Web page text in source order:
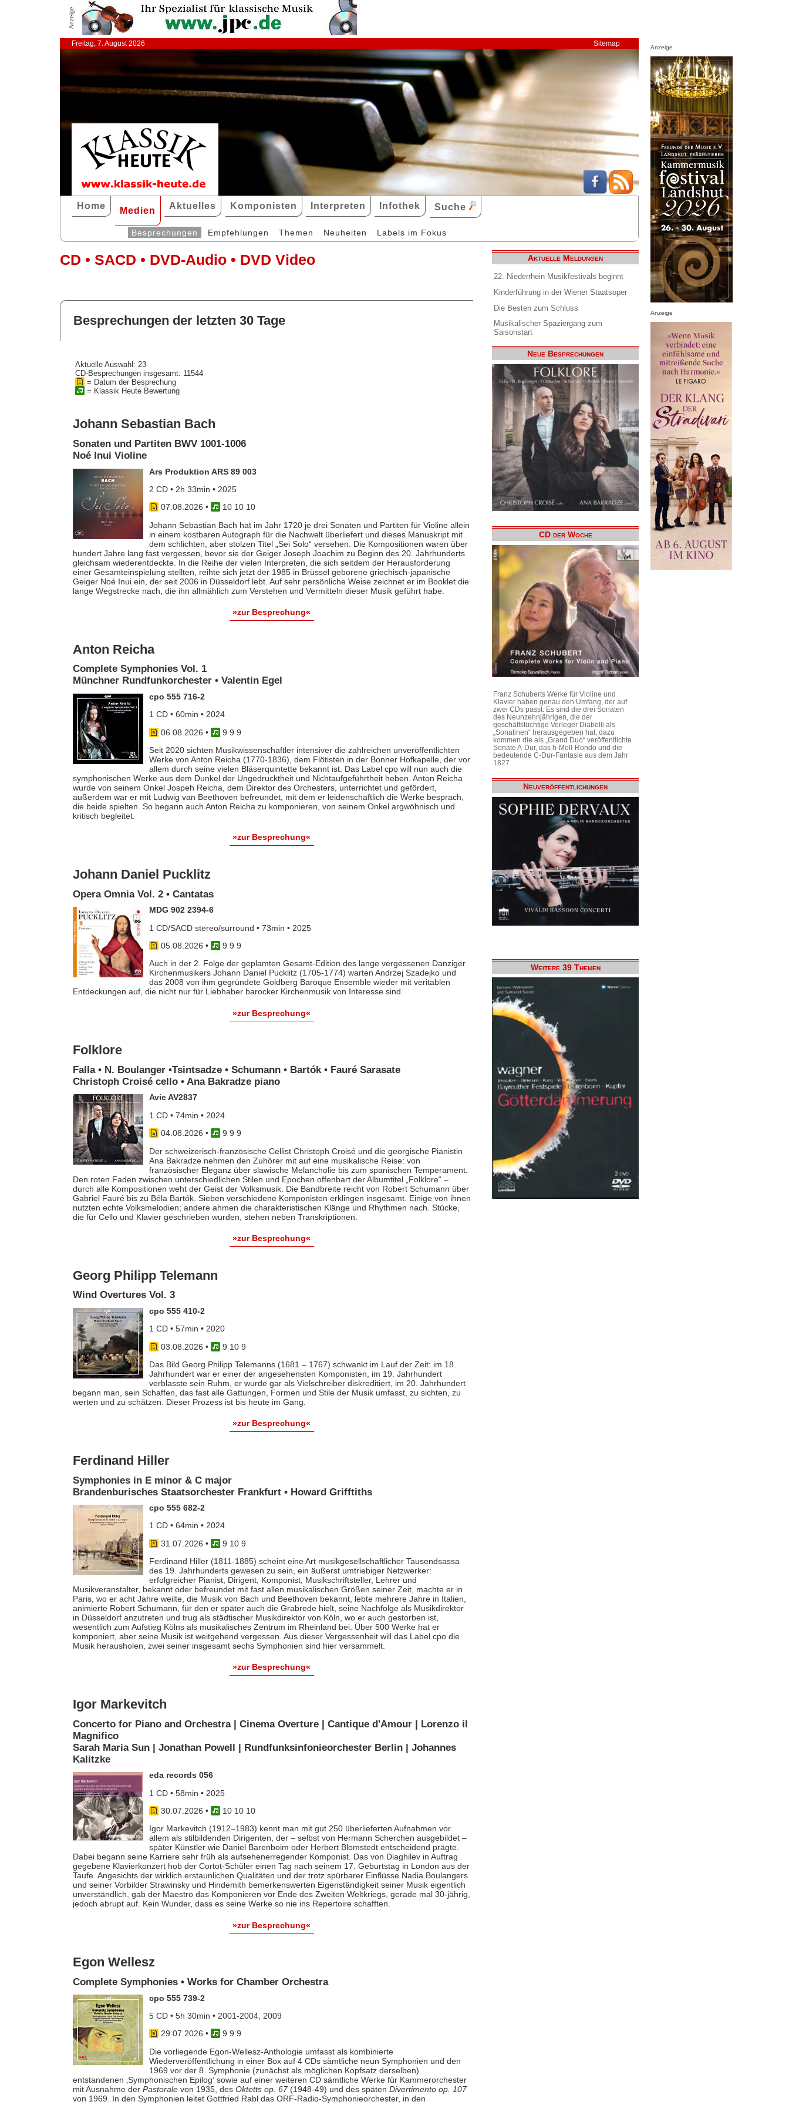
Anzeige
Freitag, 7. August 2026 Sitemap
Home Medien Aktuelles Komponisten Interpreten Infothek Suche
Besprechungen Empfehlungen Themen Neuheiten Labels im Fokus
CD • SACD • DVD-Audio • DVD Video
Besprechungen der letzten 30 Tage
Aktuelle Auswahl: 23
CD-Besprechungen insgesamt: 11544
= Datum der Besprechung
= Klassik Heute Bewertung
Johann Sebastian Bach
Sonaten und Partiten BWV 1001-1006
Noé Inui Violine
Ars Produktion ARS 89 003
2 CD • 2h 33min • 2025
07.08.2026 •
10 10 10
Johann Sebastian Bach hat im Jahr 1720 je drei Sonaten und Partiten für Violine allein
in einem kostbaren Autograph für die Nachwelt überliefert und dieses Manuskript mit
dem schlichten, aber stolzen Titel „Sei Solo“ versehen. Die Kompositionen waren über
hundert Jahre lang fast vergessen, bevor sie der Geiger Joseph Joachim zu Beginn des 20. Jahrhunderts
gleichsam wiederentdeckte. In die Reihe der vielen Interpreten, die sich seitdem der Herausforderung
einer Gesamteinspielung stellten, reihte sich jetzt der 1985 in Brüssel geborene griechisch-japanische
Geiger Noé Inui ein, der seit 2006 in Düsseldorf lebt. Auf sehr persönliche Weise zeichnet er im Booklet die
lange Wegstrecke nach, die ihn allmählich zum Verstehen und Vermitteln dieser Musik geführt habe.
»zur Besprechung«
Anton Reicha
Complete Symphonies Vol. 1
Münchner Rundfunkorchester • Valentin Egel
cpo 555 716-2
1 CD • 60min • 2024
06.08.2026 •
9 9 9
Seit 2020 sichten Musikwissenschaftler intensiver die zahlreichen unveröffentlichten
Werke von Anton Reicha (1770-1836), dem Flötisten in der Bonner Hofkapelle, der vor
allem durch seine vielen Bläserquintette bekannt ist. Das Label cpo will nun auch die
symphonischen Werke aus dem Dunkel der Ungedrucktheit und Nichtaufgeführtheit heben. Anton Reicha
wurde von seinem Onkel Jospeh Reicha, dem Direktor des Orchesters, unterrichtet und gefördert,
außerdem war er mit Ludwig van Beethoven befreundet, mit dem er leidenschaftlich die Werke besprach,
die beide spielten. So begann auch Anton Reicha zu komponieren, von seinem Onkel argwöhnisch und
kritisch begleitet.
»zur Besprechung«
Johann Daniel Pucklitz
Opera Omnia Vol. 2 • Cantatas
MDG 902 2394-6
1 CD/SACD stereo/surround • 73min • 2025
05.08.2026 •
9 9 9
Auch in der 2. Folge der geplamten Gesamt-Edition des lange vergessenen Danziger
Kirchenmusikers Johann Daniel Pucklitz (1705-1774) warten Andrzej Szadejko und
das 2008 von ihm gegründete Goldberg Baroque Ensemble wieder mit veritablen
Entdeckungen auf, die nicht nur für Liebhaber barocker Kirchenmusik von Interesse sind.
»zur Besprechung«
Folklore
Falla • N. Boulanger •Tsintsadze • Schumann • Bartók • Fauré Sarasate
Christoph Croisé cello • Ana Bakradze piano
Avie AV2837
1 CD • 74min • 2024
04.08.2026 •
9 9 9
Der schweizerisch-französische Cellist Christoph Croisé und die georgische Pianistin
Ana Bakradze nehmen den Zuhörer mit auf eine musikalische Reise: von
französischer Eleganz über slawische Melancholie bis zum spanischen Temperament.
Den roten Faden zwischen unterschiedlichen Stilen und Epochen offenbart der Albumtitel „Folklore“ –
durch alle Kompositionen weht der Geist der Volksmusik. Die Bandbreite reicht von Robert Schumann über
Gabriel Fauré bis zu Béla Bartók. Sieben verschiedene Komponisten erklingen insgesamt. Einige von ihnen
nutzten echte Volksmelodien; andere ahmen die charakteristischen Klänge und Rhythmen nach. Stücke,
die für Cello und Klavier geschrieben wurden, stehen neben Transkriptionen.
»zur Besprechung«
Georg Philipp Telemann
Wind Overtures Vol. 3
cpo 555 410-2
1 CD • 57min • 2020
03.08.2026 •
9 10 9
Das Bild Georg Philipp Telemanns (1681 – 1767) schwankt im Lauf der Zeit: im 18.
Jahrhundert war er einer der angesehensten Komponisten, im 19. Jahrhundert
verblasste sein Ruhm, er wurde gar als Vielschreiber diskreditiert, im 20. Jahrhundert
begann man, sein Schaffen, das fast alle Gattungen, Formen und Stile der Musik umfasst, zu sichten, zu
werten und zu schätzen. Dieser Prozess ist bis heute im Gang.
»zur Besprechung«
Ferdinand Hiller
Symphonies in E minor & C major
Brandenburisches Staatsorchester Frankfurt • Howard Grifftiths
cpo 555 682-2
1 CD • 64min • 2024
31.07.2026 •
9 10 9
Ferdinand Hiller (1811-1885) scheint eine Art musikgesellschaftlicher Tausendsassa
des 19. Jahrhunderts gewesen zu sein, ein äußerst umtriebiger Netzwerker:
erfolgreicher Pianist, Dirigent, Komponist, Musikschriftsteller, Lehrer und
Musikveranstalter, bekannt oder befreundet mit fast allen musikalischen Größen seiner Zeit, machte er in
Paris, wo er acht Jahre weilte, die Musik von Bach und Beethoven bekannt, lebte mehrere Jahre in Italien,
animierte Robert Schumann, für den er später auch die Grabrede hielt, seine Nachfolge als Musikdirektor
in Düsseldorf anzutreten und trug als städtischer Musikdirektor von Köln, wo er auch gestorben ist,
wesentlich zum Aufstieg Kölns als musikalisches Zentrum im Rheinland bei. Über 500 Werke hat er
komponiert, aber seine Musik ist weitgehend vergessen. Aus dieser Vergessenheit will das Label cpo die
Musik herausholen, zwei seiner insgesamt sechs Symphonien sind hier versammelt.
»zur Besprechung«
Igor Markevitch
Concerto for Piano and Orchestra | Cinema Overture | Cantique d'Amour | Lorenzo il
Magnifico
Sarah Maria Sun | Jonathan Powell | Rundfunksinfonieorchester Berlin | Johannes
Kalitzke
eda records 056
1 CD • 58min • 2025
30.07.2026 •
10 10 10
Igor Markevitch (1912–1983) kennt man mit gut 250 überlieferten Aufnahmen vor
allem als stilbildenden Dirigenten, der – selbst von Hermann Scherchen ausgebildet –
später Künstler wie Daniel Barenboim oder Herbert Blomstedt entscheidend prägte.
Dabei begann seine Karriere sehr früh als aufsehenerregender Komponist. Das von Diaghilev in Auftrag
gegebene Klavierkonzert hob der Cortot-Schüler einen Tag nach seinem 17. Geburtstag in London aus der
Taufe. Angesichts der wirklich erstaunlichen Qualitäten und der trotz spürbarer Einflüsse Nadia Boulangers
und seiner Vorbilder Strawinsky und Hindemith bemerkenswerten Eigenständigkeit seiner Musik eigentlich
unverständlich, gab der Maestro das Komponieren vor Ende des Zweiten Weltkriegs, gerade mal 30-jährig,
jedoch abrupt auf. Kein Wunder, dass es seine Werke so nie ins Repertoire schafften.
»zur Besprechung«
Egon Wellesz
Complete Symphonies • Works for Chamber Orchestra
cpo 555 739-2
5 CD • 5h 30min • 2001-2004, 2009
29.07.2026 •
9 9 9
Die vorliegende Egon-Wellesz-Anthologie umfasst als kombinierte
Wiederveröffentlichung in einer Box auf 4 CDs sämtliche neun Symphonien und den
1969 vor der 8. Symphonie (zunächst als möglichen Kopfsatz derselben)
entstandenen ‚Symphonischen Epilog‘ sowie auf einer weiteren CD sämtliche Werke für Kammerorchester
mit Ausnahme der Pastoralevon 1935, des Oktetts op. 67(1948-49) und des späten Divertimento op. 107
von 1969. In den Symphonien leitet Gottfried Rabl das ORF-Radio-Symphonieorchester, in den
Aktuelle Meldungen
22. Niederrhein Musikfestivals beginnt
Kinderführung in der Wiener Staatsoper
Die Besten zum Schluss
Musikalischer Spaziergang zum
Saisonstart
Neue Besprechungen
CD der Woche
Franz Schuberts Werke für Violine und
Klavier haben genau den Umfang, der auf
zwei CDs passt. Es sind die drei Sonaten
des Neunzehnjährigen, die der
geschäftstüchtige Verleger Diabelli als
„Sonatinen“ herausgegeben hat, dazu
kommen die als „Grand Duo“ veröffentlichte
Sonate A-Dur, das h-Moll-Rondo und die
bedeutende C-Dur-Fantasie aus dem Jahr
1827.
Neuveröffentlichungen
Weitere 39 Themen
Anzeige
Anzeige